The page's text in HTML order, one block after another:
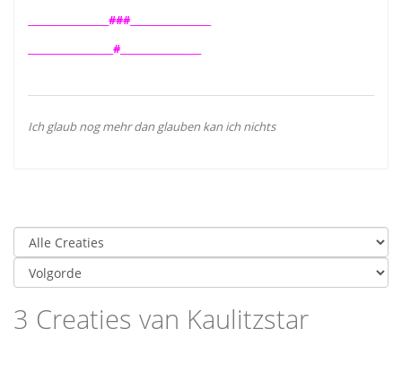
__________________###__________________
___________________#__________________
Ich glaub nog mehr dan glauben kan ich nichts
3 Creaties van Kaulitzstar